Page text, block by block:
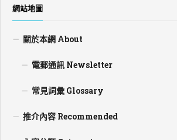
網站地圖
關於本網 About
電郵通訊 Newsletter
常見詞彙 Glossary
推介內容 Recommended